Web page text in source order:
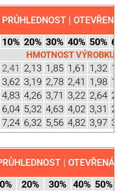
PRŮHLEDNOST | OTEVŘENÁ
10% 20% 30% 40% 50%
HMOTNOST VÝROBKU
2,41 2,13 1,85 1,61 1,32
3,62 3,19 2,78 2,41 1,98
4,83 4,26 3,71 3,22 2,64
6,04 5,32 4,63 4,02 3,31
7,24 6,32 5,56 4,82 3,97
| OTEVŘENÁ
20% 30% 40% 50%